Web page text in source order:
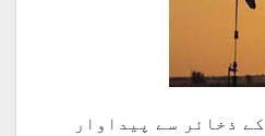
ذخائر سے پیداوار